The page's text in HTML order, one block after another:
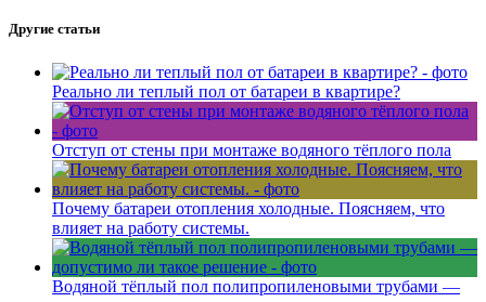
Другие статьи
Реально ли теплый пол от батареи в квартире?
Отступ от стены при монтаже водяного тёплого пола
Почему батареи отопления холодные. Поясняем, что
влияет на работу системы.
Водяной тёплый пол полипропиленовыми трубами —